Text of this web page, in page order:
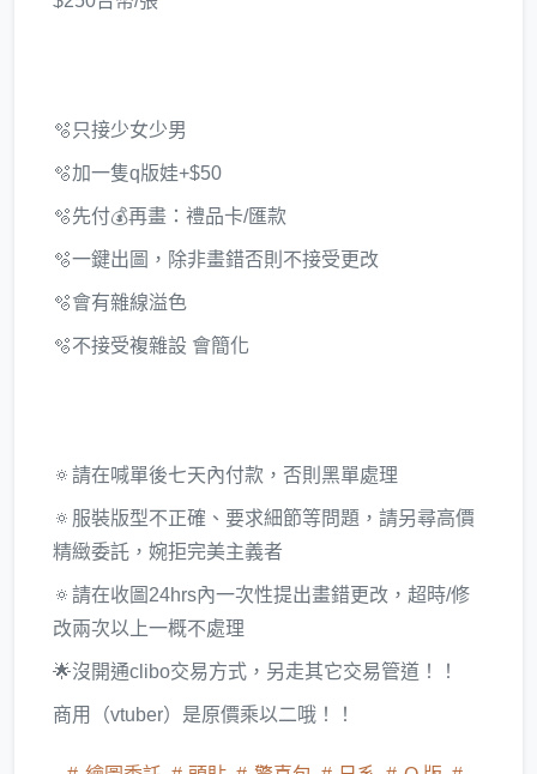
🫧只接少女少男
🫧加一隻q版娃+$50
🫧先付💰再畫：禮品卡/匯款
🫧一鍵出圖，除非畫錯否則不接受更改
🫧會有雜線溢色
🫧不接受複雜設 會簡化
🔅請在喊單後七天內付款，否則黑單處理
🔅服裝版型不正確、要求細節等問題，請另尋高價
精緻委託，婉拒完美主義者
🔅請在收圖24hrs內一次性提出畫錯更改，超時/修
改兩次以上一概不處理
🌟沒開通clibo交易方式，另走其它交易管道！！
商用（vtuber）是原價乘以二哦！！